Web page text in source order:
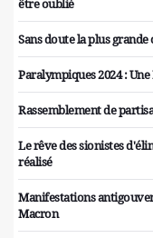
être oublié
Sans doute la plus
Paralympiques 2024 :
Rassemblement de
Le rêve des sionistes
réalisé
Manifestations
Macron